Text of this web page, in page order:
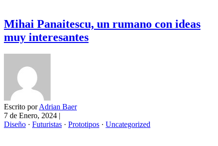
Mihai Panaitescu, un rumano con ideas
muy interesantes
Escrito porAdrian Baer
7 de Enero, 2024 |
Diseño · Futuristas · Prototipos · Uncategorized